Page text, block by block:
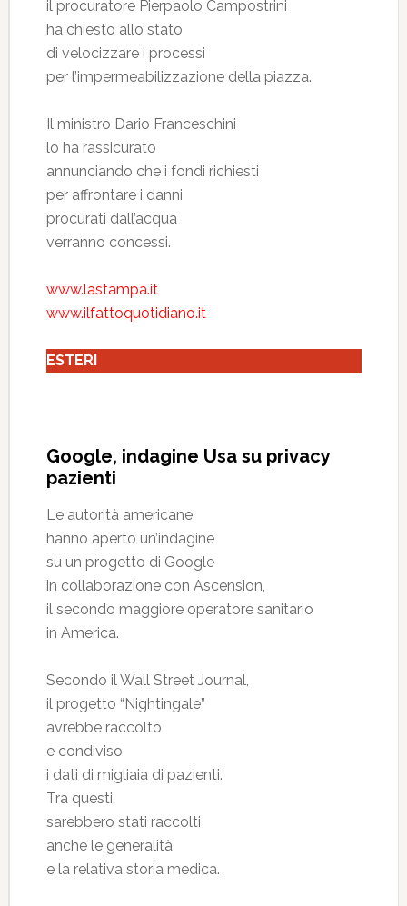
il procuratore Pierpaolo Campostrini
ha chiesto allo stato
di velocizzare i processi
per l’impermeabilizzazione della piazza.
Il ministro Dario Franceschini
lo ha rassicurato
annunciando che i fondi richiesti
per affrontare i danni
procurati dall’acqua
verranno concessi.
www.lastampa.it
www.ilfattoquotidiano.it
ESTERI
Google, indagine Usa su privacy
pazienti
Le autorità americane
hanno aperto un’indagine
su un progetto di Google
in collaborazione con Ascension,
il secondo maggiore operatore sanitario
in America.
Secondo il Wall Street Journal,
il progetto “Nightingale”
avrebbe raccolto
e condiviso
i dati di migliaia di pazienti.
Tra questi,
sarebbero stati raccolti
anche le generalità
e la relativa storia medica.